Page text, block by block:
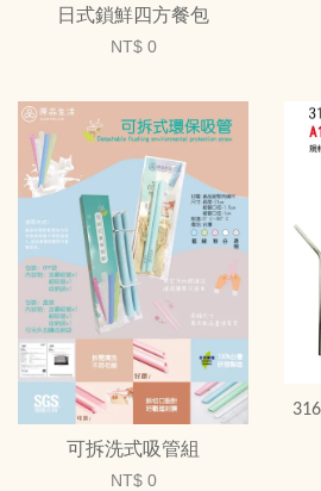
日式鎖鮮四方餐包
NT$ 0
可拆洗式吸管組
NT$ 0